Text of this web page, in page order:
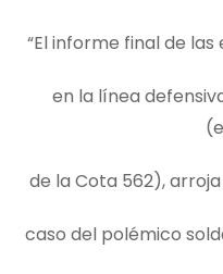
“El informe final de
en la línea
de la Cota 562),
caso del polémico